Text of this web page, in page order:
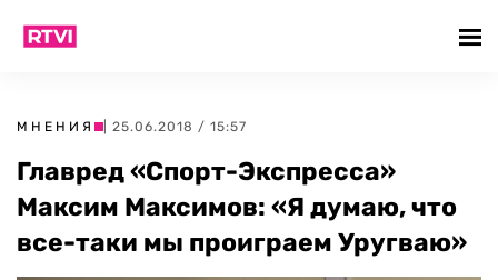
МНЕНИЯ | 25.06.2018 / 15:57
Главред «Спорт-Экспресса»
Максим Максимов: «Я думаю, что
все-таки мы проиграем Уругваю»